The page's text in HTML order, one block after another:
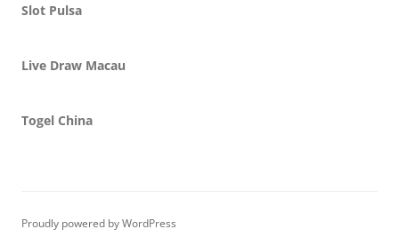
Slot Pulsa
Live Draw Macau
Togel China
Proudly powered by WordPress